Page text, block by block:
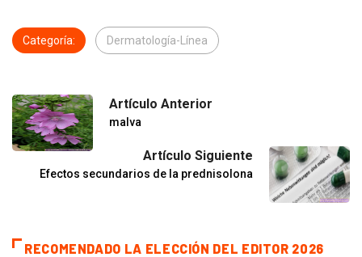
Categoría: Dermatología-Línea
Artículo Anterior
malva
Artículo Siguiente
Efectos secundarios de la prednisolona
RECOMENDADO LA ELECCIÓN DEL EDITOR 2026